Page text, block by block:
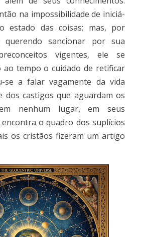
na impossibilidade de iniciá-
estado das coisas; mas, por
sancionar por sua
vigentes, ele se
ao tempo o cuidado de retificar
se a falar vagamente da vida
dos castigos que aguardam os
nenhum lugar, em seus
o quadro dos suplícios
os cristãos fizeram um artigo